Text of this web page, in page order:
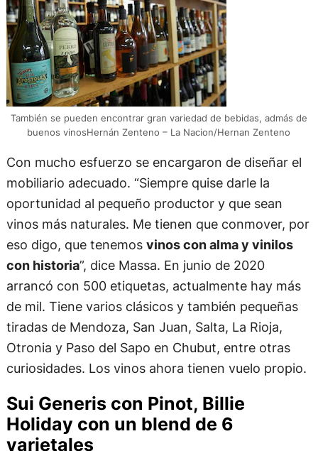
También se pueden encontrar gran variedad de bebidas, admás de
buenos vinosHernán Zenteno – La Nacion/Hernan Zenteno
Con mucho esfuerzo se encargaron de diseñar el
mobiliario adecuado. “Siempre quise darle la
oportunidad al pequeño productor y que sean
vinos más naturales. Me tienen que conmover, por
eso digo, que tenemos vinos con alma y vinilos
con historia”, dice Massa. En junio de 2020
arrancó con 500 etiquetas, actualmente hay más
de mil. Tiene varios clásicos y también pequeñas
tiradas de Mendoza, San Juan, Salta, La Rioja,
Otronia y Paso del Sapo en Chubut, entre otras
curiosidades. Los vinos ahora tienen vuelo propio.
Sui Generis con Pinot, Billie
Holiday con un blend de 6
varietales